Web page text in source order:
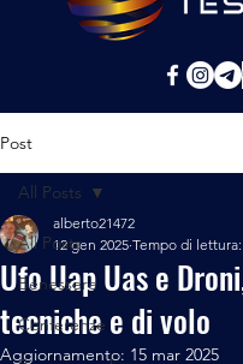
Post
All Posts
Benessere
Conferenze
All Posts
Ufo Uap Uas e
tecniche e di volo
alberto21472
12 gen 2025 Tempo di
Aggiornamento: 15 mar 2025